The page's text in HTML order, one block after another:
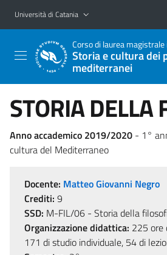
Vai al contenuto principale
Vai al menu di navigazione
Università di Catania
Corso di laurea magistrale
Storia e cultura dei
mediterranei
STORIA DELLA
Anno accademico 2019/2020 - 1°
cultura del Mediterraneo
Docente: Matteo Giovanni Negro
Crediti: 9
SSD: M-FIL/06 - Storia della
Organizzazione didattica: 225 ore
171 di studio individuale, 54 di